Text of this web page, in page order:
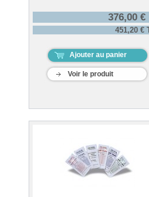
376,00 €
451,20 €
Ajouter au panier
Voir le produit